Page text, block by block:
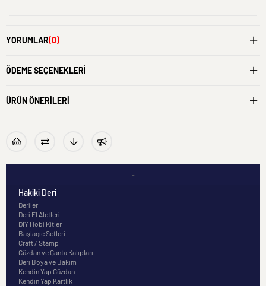
YORUMLAR(0)
ÖDEME SEÇENEKLERI
ÜRÜN ÖNERILERI
-
Hakiki Deri
Deriler
Deri El Aletleri
DIY Hobi Kitler
Başlagıç Setleri
Craft / Stamp
Cüzdan ve Çanta Kalıpları
Deri Boya ve Bakım
Kendin Yap Cüzdan
Kendin Yap Kartlık